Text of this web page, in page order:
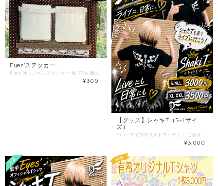
Eyes'ステッカー
¥300
【グッズ】シャキT（S~Lサイ
ズ）
¥3,000